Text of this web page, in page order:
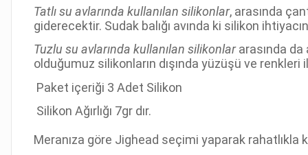
Tatlı su avlarında kullanılan silikonlar, arasında
giderecektir. Sudak balığı avında ki silikon
Tuzlu su avlarında kullanılan silikonlar arasında da
olduğumuz silikonların dışında yüzüşü ve
Paket içeriği 3 Adet Silikon
Silikon Ağırlığı 7gr dır.
Meranıza göre Jighead seçimi yaparak rahatlıkla